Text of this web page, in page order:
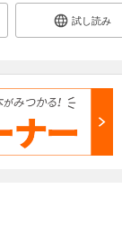
試し読み